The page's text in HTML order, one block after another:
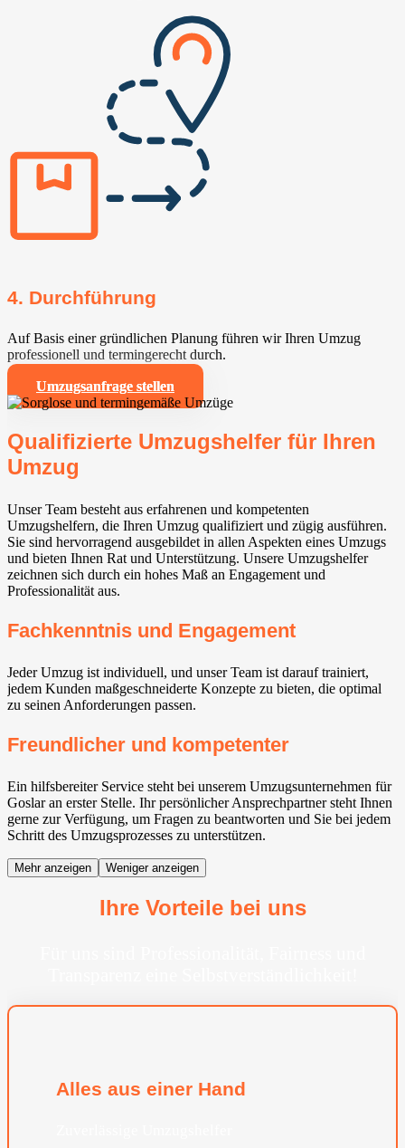
4. Durchführung
Auf Basis einer gründlichen Planung führen wir Ihren Umzug
professionell und termingerecht durch.
Umzugsanfrage stellen
Qualifizierte Umzugshelfer für Ihren
Umzug
Unser Team besteht aus erfahrenen und kompetenten
Umzugshelfern, die Ihren Umzug qualifiziert und zügig ausführen.
Sie sind hervorragend ausgebildet in allen Aspekten eines Umzugs
und bieten Ihnen Rat und Unterstützung. Unsere Umzugshelfer
zeichnen sich durch ein hohes Maß an Engagement und
Professionalität aus.
Fachkenntnis und Engagement
Jeder Umzug ist individuell, und unser Team ist darauf trainiert,
jedem Kunden maßgeschneiderte Konzepte zu bieten, die optimal
zu seinen Anforderungen passen.
Freundlicher und kompetenter
Ein hilfsbereiter Service steht bei unserem Umzugsunternehmen für
Goslar an erster Stelle. Ihr persönlicher Ansprechpartner steht Ihnen
gerne zur Verfügung, um Fragen zu beantworten und Sie bei jedem
Schritt des Umzugsprozesses zu unterstützen.
Mehr anzeigen Weniger anzeigen
Ihre Vorteile bei uns
Alles aus einer Hand